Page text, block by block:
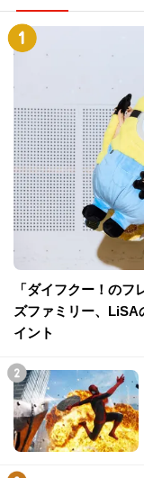
「ダイフクー！の
ズファミリー、LiSA
イント